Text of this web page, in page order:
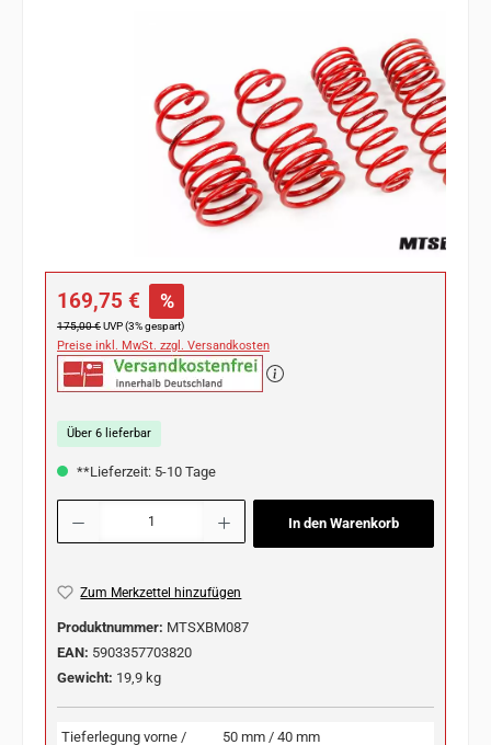
Verkaufspreis:
169,75 € %
Regulärer Preis:
175,00 €UVP (3% gespart)
Preise inkl. MwSt. zzgl. Versandkosten
Über 6 lieferbar
**Lieferzeit: 5-10 Tage
Produkt Anzahl: Gib den gewünschten Wert ein oder benutze die Schaltflächen
In den Warenkorb
Zum Merkzettel hinzufügen
Produktnummer: MTSXBM087
EAN: 5903357703820
Gewicht: 19,9 kg
Tieferlegung vorne /
50 mm / 40 mm